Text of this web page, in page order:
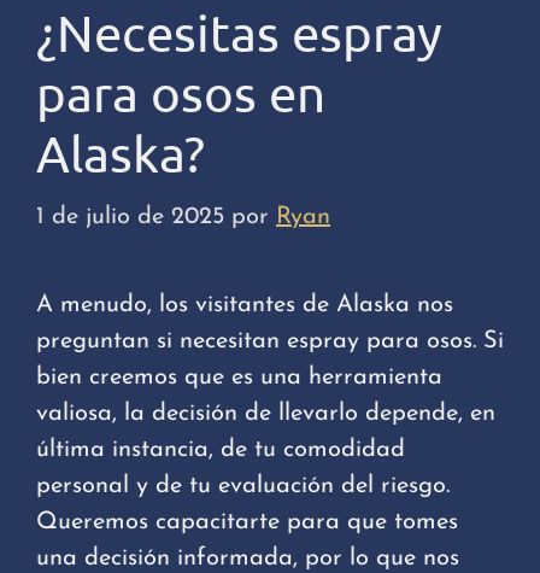
¿Necesitas espray
para osos en
Alaska?
1 de julio de 2025 por Ryan
A menudo, los visitantes de Alaska nos
preguntan si necesitan espray para osos. Si
bien creemos que es una herramienta
valiosa, la decisión de llevarlo depende, en
última instancia, de tu comodidad
personal y de tu evaluación del riesgo.
Queremos capacitarte para que tomes
una decisión informada, por lo que nos